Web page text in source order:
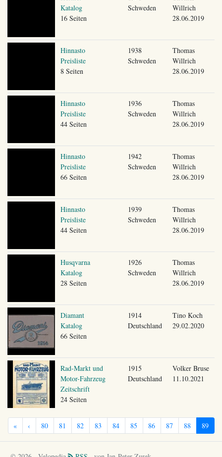
Katalog
16 Seiten
Schweden
Willrich
28.06.2019
Hinnasto
Preisliste
8 Seiten
1938
Schweden
Thomas
Willrich
28.06.2019
Hinnasto
Preisliste
44 Seiten
1936
Schweden
Thomas
Willrich
28.06.2019
Hinnasto
Preisliste
66 Seiten
1942
Schweden
Thomas
Willrich
28.06.2019
Hinnasto
Preisliste
44 Seiten
1939
Schweden
Thomas
Willrich
28.06.2019
Husqvarna
Katalog
28 Seiten
1926
Schweden
Thomas
Willrich
28.06.2019
Diamant
Katalog
66 Seiten
1914
Deutschland
Tino Koch
29.02.2020
Rad-Markt und
Motor-Fahrzeug
Zeitschrift
24 Seiten
1915
Deutschland
Volker Bruse
11.10.2021
« ‹ 80 81 82 83 84 85 86 87 88 89